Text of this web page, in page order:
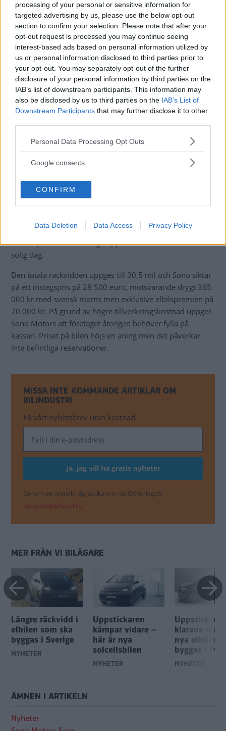
processing of your personal or sensitive information for
targeted advertising by us, please use the below opt-out
section to confirm your selection. Please note that after your
opt-out request is processed you may continue seeing
interest-based ads based on personal information utilized by
us or personal information disclosed to third parties prior to
your opt-out. You may separately opt-out of the further
disclosure of your personal information by third parties on the
IAB’s list of downstream participants. This information may
also be disclosed by us to third parties on the IAB’s List of
Downstream Participants that may further disclose it to other
Please note that this website/app uses one or more Google
not limited to your visit or usage behaviour. You may click to
use your data for below specified purposes in below Google
consent section.
Personal Data Processing Opt Outs
Google consents
CONFIRM
Data Deletion Data Access Privacy Policy
Valmet har kapacitet för att bygga upp till 257 000 bilar under sju år.
Produktionen avSono Sion har alltså inte startat ännu
trots att första generationen av modellen visats upp i olika
former sedan 2016. Förra året uppgav Sono Motors att
elmotor på 163 hk, toppfart på 140 km/tim och
solcellspaneler som kan ge upp till 3,4 mils räckvidd en
solig dag.
Den totala räckvidden uppges till 30,5 mil och Sono siktar
på ett instegspris på 28 500 euro, motsvarande drygt 365
000 kr med svensk moms men exklusive elbilspremien på
70 000 kr. På grund av högre tillverkningskostnad uppger
Sono Motors att företaget återigen behöver fylla på
kassan. Priset på bilen höjs en aning men det påverkar
inte befintliga reservationer.
MISSA INTE KOMMANDE ARTIKLAR OM
BILINDUSTRI
Få vårt nyhetsbrev utan kostnad
Genom att anmäla dig godkänner du OK-förlagets
personuppgiftspolicy.
MER FRÅN VI BILÄGARE
Längre räckvidd i
elbilen som ska
byggas i Sverige
NYHETER
Uppstickaren
kämpar vidare –
här är nya
solcellsbilen
NYHETER
Uppstickaren
klarade
nya elbilen
byggas i
NYHETER
ÄMNEN I ARTIKELN
Nyheter